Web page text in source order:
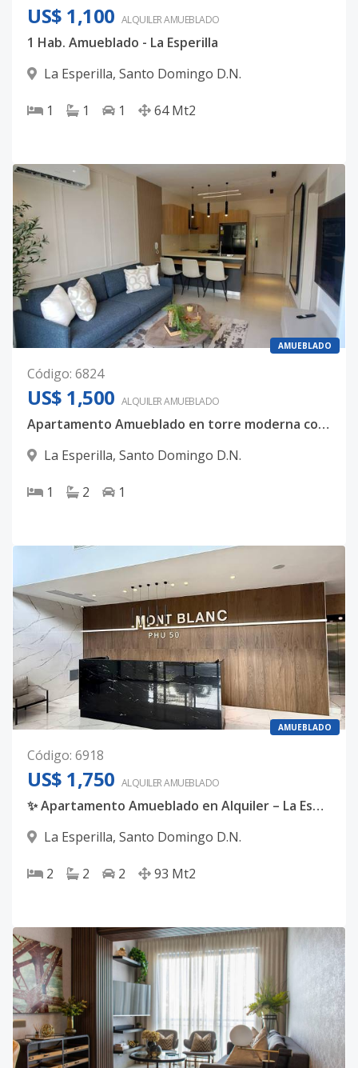
US$ 1,100 ALQUILERAMUEBLADO
1 Hab. Amueblado - La Esperilla
La Esperilla, Santo Domingo D.N.
1 1 1 64 Mt2
AMUEBLADO
Código: 6824
US$ 1,500 ALQUILERAMUEBLADO
Apartamento Amueblado en torre moderna con àrea social En la Esperilla
La Esperilla, Santo Domingo D.N.
1 2 1
AMUEBLADO
Código: 6918
US$ 1,750 ALQUILERAMUEBLADO
✨ Apartamento Amueblado en Alquiler – La Esperilla ✨ 🏡 2 habitaciones | Ubicación privilegiada
La Esperilla, Santo Domingo D.N.
2 2 2 93 Mt2